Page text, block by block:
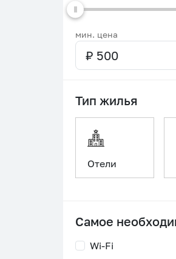
мин. цена
Тип жилья
Отели
Самое
Wi-Fi